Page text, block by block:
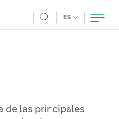
ES IDIOMA
de las principales